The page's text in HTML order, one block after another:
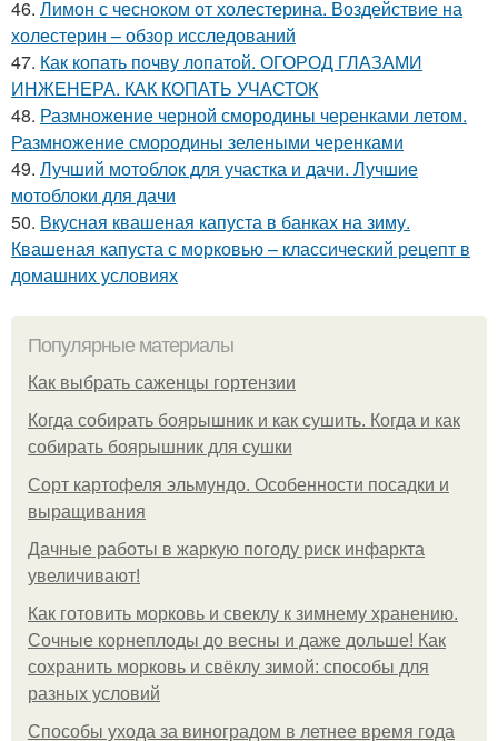
46. Лимон с чесноком от холестерина. Воздействие на
холестерин – обзор исследований
47. Как копать почву лопатой. ОГОРОД ГЛАЗАМИ
ИНЖЕНЕРА. КАК КОПАТЬ УЧАСТОК
48. Размножение черной смородины черенками летом.
Размножение смородины зелеными черенками
49. Лучший мотоблок для участка и дачи. Лучшие
мотоблоки для дачи
50. Вкусная квашеная капуста в банках на зиму.
Квашеная капуста с морковью – классический рецепт в
домашних условиях
Популярные материалы
Как выбрать саженцы гортензии
Когда собирать боярышник и как сушить. Когда и как
собирать боярышник для сушки
Сорт картофеля эльмундо. Особенности посадки и
выращивания
Дачные работы в жаркую погоду риск инфаркта
увеличивают!
Как готовить морковь и свеклу к зимнему хранению.
Сочные корнеплоды до весны и даже дольше! Как
сохранить морковь и свёклу зимой: способы для
разных условий
Способы ухода за виноградом в летнее время года